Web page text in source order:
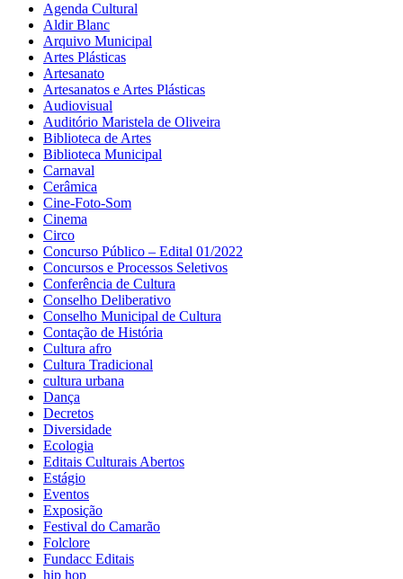
Agenda Cultural
Aldir Blanc
Arquivo Municipal
Artes Plásticas
Artesanato
Artesanatos e Artes Plásticas
Audiovisual
Auditório Maristela de Oliveira
Biblioteca de Artes
Biblioteca Municipal
Carnaval
Cerâmica
Cine-Foto-Som
Cinema
Circo
Concurso Público – Edital 01/2022
Concursos e Processos Seletivos
Conferência de Cultura
Conselho Deliberativo
Conselho Municipal de Cultura
Contação de História
Cultura afro
Cultura Tradicional
cultura urbana
Dança
Decretos
Diversidade
Ecologia
Editais Culturais Abertos
Estágio
Eventos
Exposição
Festival do Camarão
Folclore
Fundacc Editais
hip hop